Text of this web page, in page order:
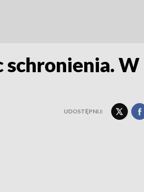
schronienia. W
UDOSTĘPNIJ: